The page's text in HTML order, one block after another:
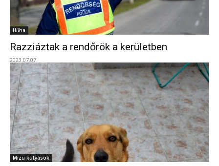
Hűha
Razziáztak a rendőrök a kerületben
2023.07.07.
Mizu kutyások